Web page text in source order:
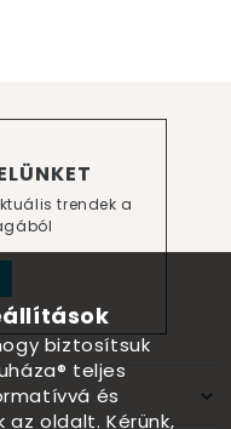
trendek a
biztosítsuk
teljes
és
oldalt. Kérünk,